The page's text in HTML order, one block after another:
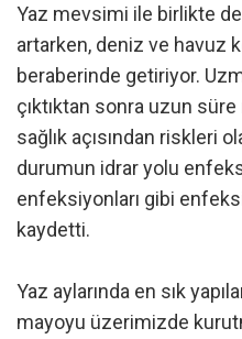
Yaz mevsimi ile birlikte
artarken, deniz ve havuz
beraberinde getiriyor.
çıktıktan sonra uzun
sağlık açısından riskleri
durumun idrar yolu
enfeksiyonları gibi
kaydetti.
Yaz aylarında en sık
mayoyu üzerimizde